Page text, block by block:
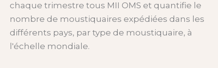
chaque trimestre tous MII OMS et quantifie le
nombre de moustiquaires expédiées dans les
différents pays, par type de moustiquaire, à
l'échelle mondiale.